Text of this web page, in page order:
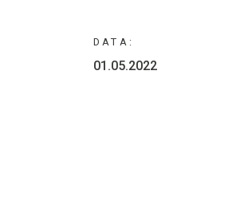
DATA:
01.05.2022